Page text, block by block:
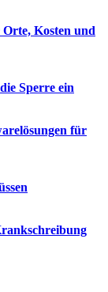
Kosten und
Sperre ein
für